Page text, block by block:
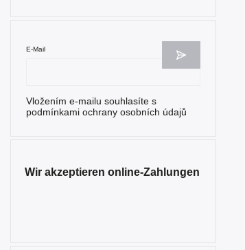
Sonnenstein 0
Spinell 0
E-Mail
Vložením e-mailu souhlasíte s
podmínkami ochrany osobních údajů
Wir akzeptieren online-Zahlungen